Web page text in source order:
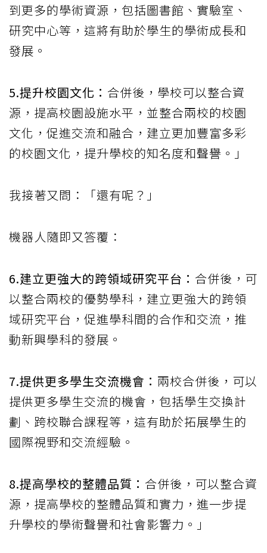
到更多的學術資源，包括圖書館、實驗室、
研究中心等，這將有助於學生的學術成長和
發展。
5.提升校園文化： 合併後，學校可以整合資
源，提高校園設施水平，並整合兩校的校園
文化，促進交流和融合，建立更加豐富多彩
的校園文化，提升學校的知名度和聲譽。」
我接著又問：「還有呢？」
機器人隨即又答覆：
6.建立更強大的跨領域研究平台： 合併後，可
以整合兩校的優勢學科，建立更強大的跨領
域研究平台，促進學科間的合作和交流，推
動新興學科的發展。
7.提供更多學生交流機會： 兩校合併後，可以
提供更多學生交流的機會，包括學生交換計
劃、跨校聯合課程等，這有助於拓展學生的
國際視野和交流經驗。
8.提高學校的整體品質： 合併後，可以整合資
源，提高學校的整體品質和實力，進一步提
升學校的學術聲譽和社會影響力。」